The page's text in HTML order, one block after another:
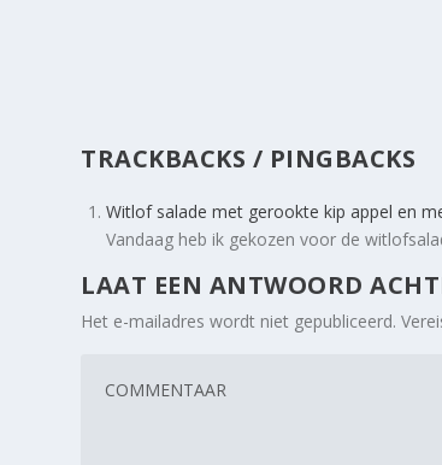
TRACKBACKS / PINGBACKS
Witlof salade met gerookte kip appel en
Vandaag heb ik gekozen voor de
LAAT EEN ANTWOORD
Het e-mailadres wordt niet gepubliceerd.